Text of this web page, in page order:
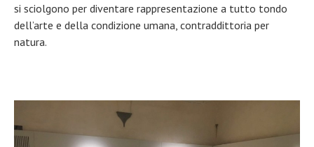
si sciolgono per diventare rappresentazione a tutto tondo
dell’arte e della condizione umana, contraddittoria per
natura.